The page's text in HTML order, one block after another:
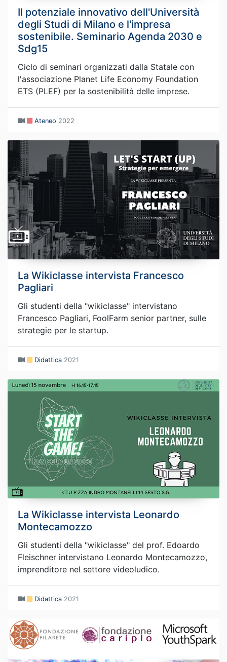
Il potenziale innovativo dell'Università
degli Studi di Milano e l'impresa
sostenibile. Seminario Agenda 2030 e
Sdg15
Ciclo di seminari organizzati dalla Statale con
l'associazione Planet Life Economy Foundation
ETS (PLEF) per la sostenibilità delle imprese.
Ateneo 2022
La Wikiclasse intervista Francesco
Pagliari
Gli studenti della "wikiclasse" intervistano
Francesco Pagliari, FoolFarm senior partner, sulle
strategie per le startup.
Didattica 2021
La Wikiclasse intervista Leonardo
Montecamozzo
Gli studenti della "wikiclasse" del prof. Edoardo
Fleischner intervistano Leonardo Montecamozzo,
imprenditore nel settore videoludico.
Didattica 2021